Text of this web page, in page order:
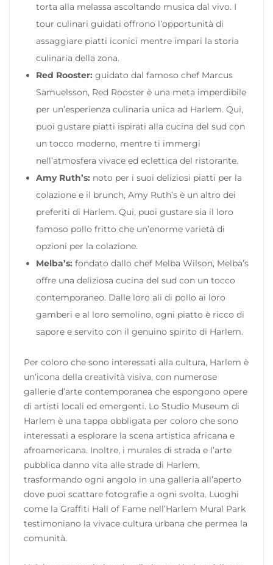
torta alla melassa ascoltando musica dal vivo. I
tour culinari guidati offrono l’opportunità di
assaggiare piatti iconici mentre impari la storia
culinaria della zona.
Red Rooster: guidato dal famoso chef Marcus
Samuelsson, Red Rooster è una meta imperdibile
per un’esperienza culinaria unica ad Harlem. Qui,
puoi gustare piatti ispirati alla cucina del sud con
un tocco moderno, mentre ti immergi
nell’atmosfera vivace ed eclettica del ristorante.
Amy Ruth’s: noto per i suoi deliziosi piatti per la
colazione e il brunch, Amy Ruth’s è un altro dei
preferiti di Harlem. Qui, puoi gustare sia il loro
famoso pollo fritto che un’enorme varietà di
opzioni per la colazione.
Melba’s: fondato dallo chef Melba Wilson, Melba’s
offre una deliziosa cucina del sud con un tocco
contemporaneo. Dalle loro ali di pollo ai loro
gamberi e al loro semolino, ogni piatto è ricco di
sapore e servito con il genuino spirito di Harlem.
Per coloro che sono interessati alla cultura, Harlem è
un’icona della creatività visiva, con numerose
gallerie d’arte contemporanea che espongono opere
di artisti locali ed emergenti. Lo Studio Museum di
Harlem è una tappa obbligata per coloro che sono
interessati a esplorare la scena artistica africana e
afroamericana. Inoltre, i murales di strada e l’arte
pubblica danno vita alle strade di Harlem,
trasformando ogni angolo in una galleria all’aperto
dove puoi scattare fotografie a ogni svolta. Luoghi
come la Graffiti Hall of Fame nell’Harlem Mural Park
testimoniano la vivace cultura urbana che permea la
comunità.